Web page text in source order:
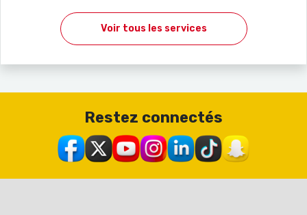
Voir tous les services
Restez connectés